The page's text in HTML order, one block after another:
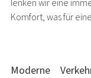
lenken wir eine
Komfort, was für
Moderne